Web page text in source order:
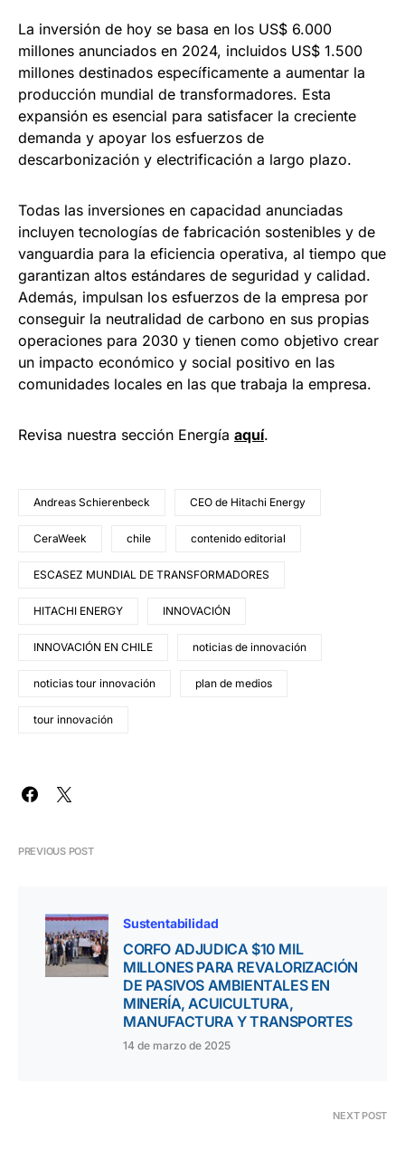
La inversión de hoy se basa en los US$ 6.000
millones anunciados en 2024, incluidos US$ 1.500
millones destinados específicamente a aumentar la
producción mundial de transformadores. Esta
expansión es esencial para satisfacer la creciente
demanda y apoyar los esfuerzos de
descarbonización y electrificación a largo plazo.
Todas las inversiones en capacidad anunciadas
incluyen tecnologías de fabricación sostenibles y de
vanguardia para la eficiencia operativa, al tiempo que
garantizan altos estándares de seguridad y calidad.
Además, impulsan los esfuerzos de la empresa por
conseguir la neutralidad de carbono en sus propias
operaciones para 2030 y tienen como objetivo crear
un impacto económico y social positivo en las
comunidades locales en las que trabaja la empresa.
Revisa nuestra sección Energía aquí.
Andreas Schierenbeck CEO de Hitachi Energy
CeraWeek chile contenido editorial
ESCASEZ MUNDIAL DE TRANSFORMADORES
HITACHI ENERGY INNOVACIÓN
INNOVACIÓN EN CHILE noticias de innovación
noticias tour innovación plan de medios
tour innovación
PREVIOUS POST
Sustentabilidad
CORFO ADJUDICA $10 MIL
MILLONES PARA REVALORIZACIÓN
DE PASIVOS AMBIENTALES EN
MINERÍA, ACUICULTURA,
MANUFACTURA Y TRANSPORTES
14 de marzo de 2025
NEXT POST